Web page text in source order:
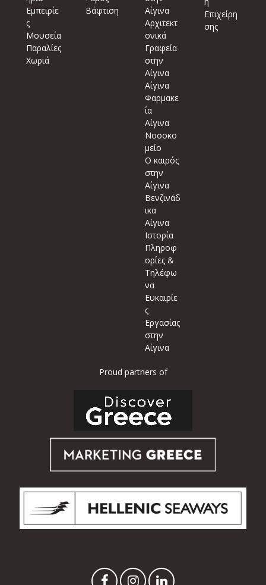
Εμπειρίε
ς
Μουσεία
Παραλίες
Χωριά
Βάφτιση
Αίγινα
Αρχιτεκτ
ονικά
Γραφεία
στην
Αίγινα
Αίγινα
Φαρμακε
ία
Αίγινα
Νοσοκο
μείο
Ο καιρός
στην
Αίγινα
Βενζινάδ
ικα
Αίγινα
Ιστορία
Πληροφ
ορίες &
Τηλέφω
να
Ευκαιρίε
ς
Εργασίας
στην
Αίγινα
Επιχείρη
σης
Proud partners of